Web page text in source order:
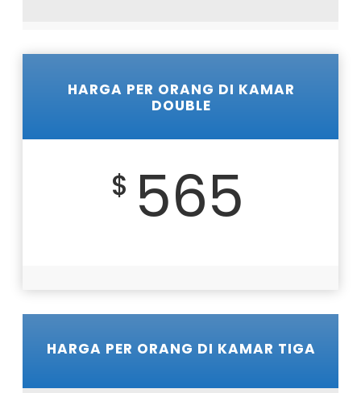
HARGA PER ORANG DI KAMAR
DOUBLE
$ 565
HARGA PER ORANG DI KAMAR TIGA